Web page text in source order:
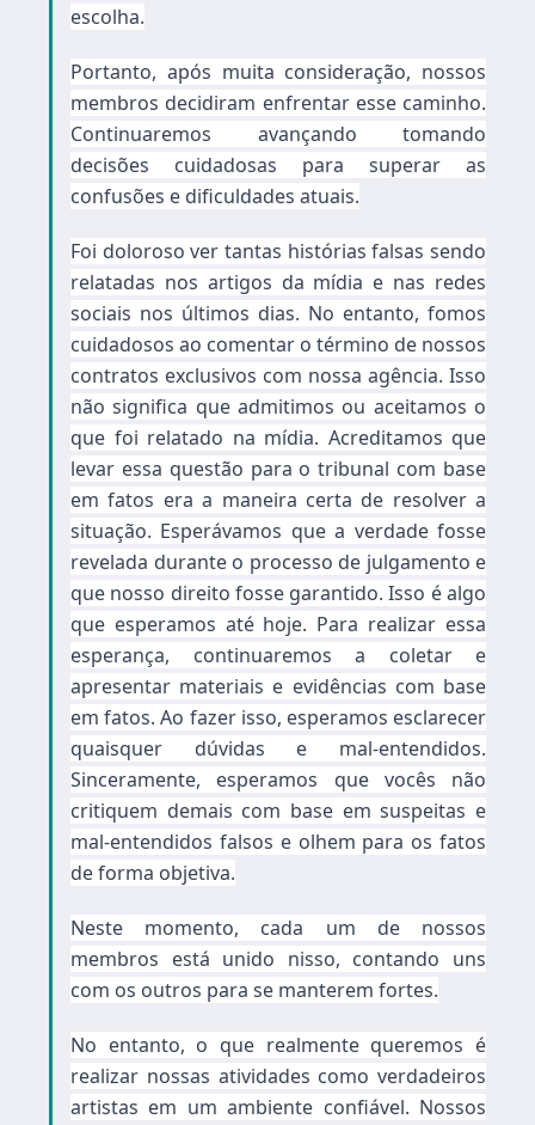
escolha.
Portanto, após muita consideração, nossos
membros decidiram enfrentar esse caminho.
Continuaremos avançando tomando
decisões cuidadosas para superar as
confusões e dificuldades atuais.
Foi doloroso ver tantas histórias falsas sendo
relatadas nos artigos da mídia e nas redes
sociais nos últimos dias. No entanto, fomos
cuidadosos ao comentar o término de nossos
contratos exclusivos com nossa agência. Isso
não significa que admitimos ou aceitamos o
que foi relatado na mídia. Acreditamos que
levar essa questão para o tribunal com base
em fatos era a maneira certa de resolver a
situação. Esperávamos que a verdade fosse
revelada durante o processo de julgamento e
que nosso direito fosse garantido. Isso é algo
que esperamos até hoje. Para realizar essa
esperança, continuaremos a coletar e
apresentar materiais e evidências com base
em fatos. Ao fazer isso, esperamos esclarecer
quaisquer dúvidas e mal-entendidos.
Sinceramente, esperamos que vocês não
critiquem demais com base em suspeitas e
mal-entendidos falsos e olhem para os fatos
de forma objetiva.
Neste momento, cada um de nossos
membros está unido nisso, contando uns
com os outros para se manterem fortes.
No entanto, o que realmente queremos é
realizar nossas atividades como verdadeiros
artistas em um ambiente confiável. Nossos